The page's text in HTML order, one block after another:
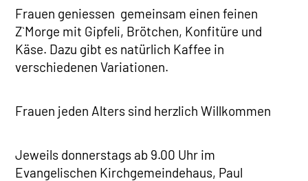
Frauen geniessen gemeinsam einen feinen
Z`Morge mit Gipfeli, Brötchen, Konfitüre und
Käse. Dazu gibt es natürlich Kaffee in
verschiedenen Variationen.
Frauen jeden Alters sind herzlich Willkommen
Jeweils donnerstags ab 9.00 Uhr im
Evangelischen Kirchgemeindehaus, Paul